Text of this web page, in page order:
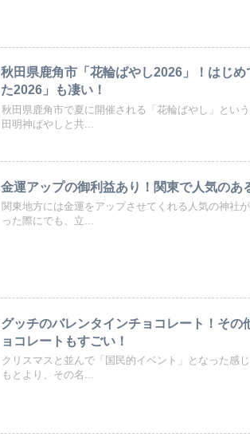
秋田県鹿角市「花輪ばやし2026」！はじ
た2026」も凄い！
秋田県鹿角市で夏に開催される「花輪ばやし」とい
田明神ばやしと共...
金運アップの御利益あり！関東で人気のあ
関東地方には金運をアップさせてくれる人気の神社
った際にでも、立...
グッチのバレンタインチョコレート！そ
ョコレートもすごい！
クリスマスと並んで「国民的イベント」となった感
もとより、その名...